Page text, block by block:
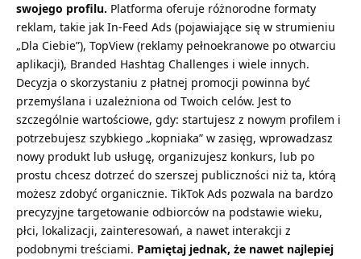
swojego profilu. Platforma oferuje różnorodne formaty
reklam, takie jak In-Feed Ads (pojawiające się w strumieniu
„Dla Ciebie”), TopView (reklamy pełnoekranowe po otwarciu
aplikacji), Branded Hashtag Challenges i wiele innych.
Decyzja o skorzystaniu z płatnej promocji powinna być
przemyślana i uzależniona od Twoich celów. Jest to
szczególnie wartościowe, gdy: startujesz z nowym profilem i
potrzebujesz szybkiego „kopniaka” w zasięg, wprowadzasz
nowy produkt lub usługę, organizujesz konkurs, lub po
prostu chcesz dotrzeć do szerszej publiczności niż ta, którą
możesz zdobyć organicznie. TikTok Ads pozwala na bardzo
precyzyjne targetowanie odbiorców na podstawie wieku,
płci, lokalizacji, zainteresowań, a nawet interakcji z
podobnymi treściami. Pamiętaj jednak, że nawet najlepiej